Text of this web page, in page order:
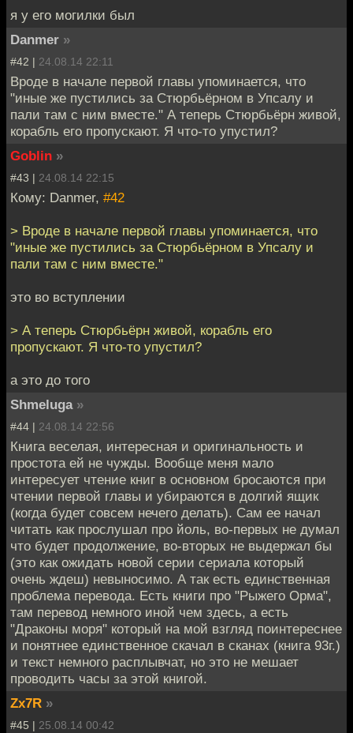
я у его могилки был
Danmer »
#42 | 24.08.14 22:11
Вроде в начале первой главы упоминается, что
"иные же пустились за Стюрбьёрном в Упсалу и
пали там с ним вместе." А теперь Стюрбьёрн живой,
корабль его пропускают. Я что-то упустил?
Goblin »
#43 | 24.08.14 22:15
Кому: Danmer, #42
> Вроде в начале первой главы упоминается, что
"иные же пустились за Стюрбьёрном в Упсалу и
пали там с ним вместе."
это во вступлении
> А теперь Стюрбьёрн живой, корабль его
пропускают. Я что-то упустил?
а это до того
Shmeluga »
#44 | 24.08.14 22:56
Книга веселая, интересная и оригинальность и
простота ей не чужды. Вообще меня мало
интересует чтение книг в основном бросаются при
чтении первой главы и убираются в долгий ящик
(когда будет совсем нечего делать). Сам ее начал
читать как прослушал про йоль, во-первых не думал
что будет продолжение, во-вторых не выдержал бы
(это как ожидать новой серии сериала который
очень ждеш) невыносимо. А так есть единственная
проблема перевода. Есть книги про "Рыжего Орма",
там перевод немного иной чем здесь, а есть
"Драконы моря" который на мой взгляд поинтереснее
и понятнее единственное скачал в сканах (книга 93г.)
и текст немного расплывчат, но это не мешает
проводить часы за этой книгой.
Zx7R »
#45 | 25.08.14 00:42